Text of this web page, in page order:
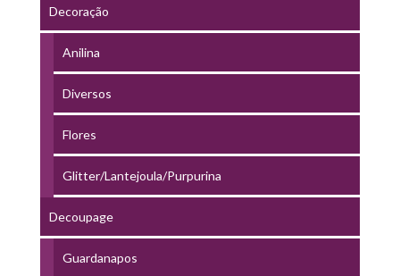
Decoração
Anilina
Diversos
Flores
Glitter/Lantejoula/Purpurina
Decoupage
Guardanapos